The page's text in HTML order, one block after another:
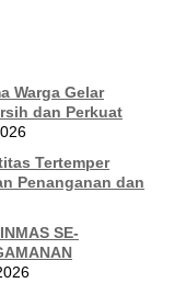
Warga Gelar
dan Perkuat
Tertemper
Penanganan dan
SE-